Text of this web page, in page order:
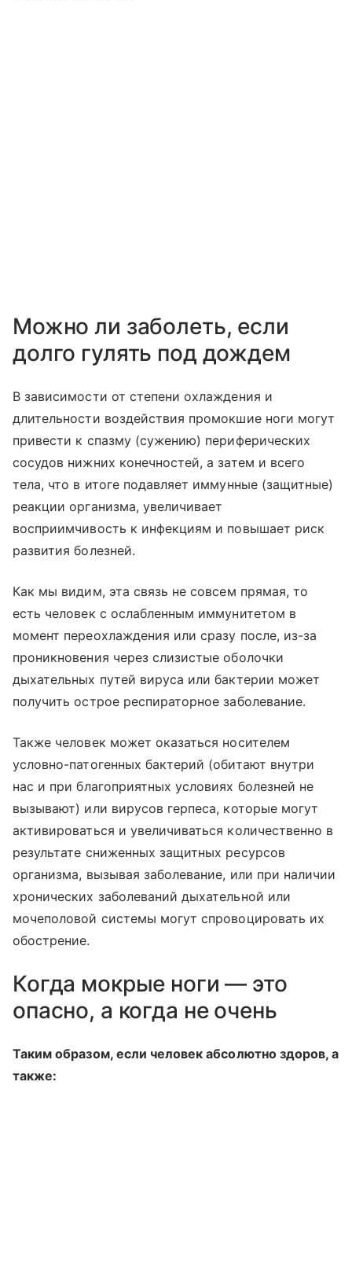
Можно ли заболеть, если
долго гулять под дождем
В зависимости от степени охлаждения и
длительности воздействия промокшие ноги могут
привести к спазму (сужению) периферических
сосудов нижних конечностей, а затем и всего
тела, что в итоге подавляет иммунные (защитные)
реакции организма, увеличивает
восприимчивость к инфекциям и повышает риск
развития болезней.
Как мы видим, эта связь не совсем прямая, то
есть человек с ослабленным иммунитетом в
момент переохлаждения или сразу после, из-за
проникновения через слизистые оболочки
дыхательных путей вируса или бактерии может
получить острое респираторное заболевание.
Также человек может оказаться носителем
условно-патогенных бактерий (обитают внутри
нас и при благоприятных условиях болезней не
вызывают) или вирусов герпеса, которые могут
активироваться и увеличиваться количественно в
результате сниженных защитных ресурсов
организма, вызывая заболевание, или при наличии
хронических заболеваний дыхательной или
мочеполовой системы могут спровоцировать их
обострение.
Когда мокрые ноги — это
опасно, а когда не очень
Таким образом, если человек абсолютно здоров, а
также: